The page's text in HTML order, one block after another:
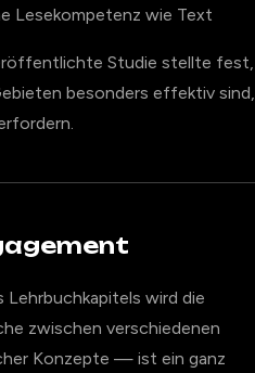
Lesekompetenz wie Text
Studie stellte fest,
besonders effektiv sind,
wird die
zwischen verschiedenen
Konzepte — ist ein ganz